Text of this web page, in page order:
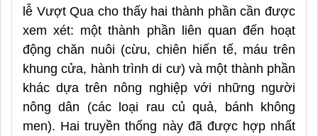
lễ Vượt Qua cho thấy hai thành phần cần được
xem xét: một thành phần liên quan đến hoạt
động chăn nuôi (cừu, chiên hiến tế, máu trên
khung cửa, hành trình di cư) và một thành phần
khác dựa trên nông nghiệp với những người
nông dân (các loại rau củ quả, bánh không
men). Hai truyền thống này đã được hợp nhất